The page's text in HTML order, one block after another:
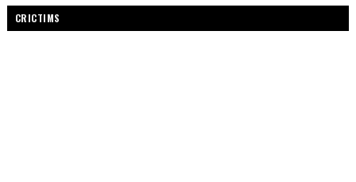
CRICTIMS